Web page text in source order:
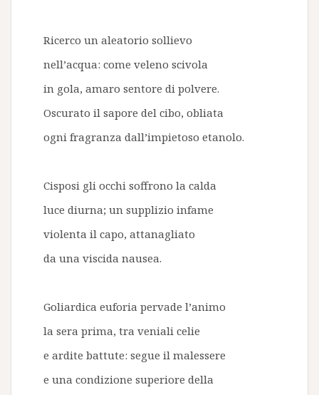
Ricerco un aleatorio sollievo
nell’acqua: come veleno scivola
in gola, amaro sentore di polvere.
Oscurato il sapore del cibo, obliata
ogni fragranza dall’impietoso etanolo.
Cisposi gli occhi soffrono la calda
luce diurna; un supplizio infame
violenta il capo, attanagliato
da una viscida nausea.
Goliardica euforia pervade l’animo
la sera prima, tra veniali celie
e ardite battute: segue il malessere
e una condizione superiore della